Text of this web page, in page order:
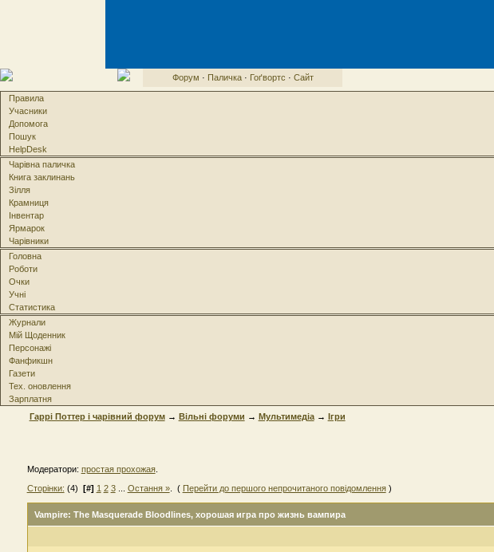
Форум · Паличка· Гоґвортс · Сайт
Правила
Учасники
Допомога
Пошук
HelpDesk
Чарівна паличка
Книга заклинань
Зілля
Крамниця
Інвентар
Ярмарок
Чарівники
Головна
Роботи
Очки
Учні
Статистика
Журнали
Мій Щоденник
Персонажі
Фанфикшн
Газети
Тех. оновлення
Зарплатня
Гаррі Поттер і чарівний форум→ Вільні форуми → Мультимедіа→ Ігри
Модератори: простая прохожая.
Сторінки: (4) [#] 1 2 3... Остання ». ( Перейти до першого непрочитаного повідомлення)
Vampire: The Masquerade Bloodlines, хорошая игра про жизнь вампира